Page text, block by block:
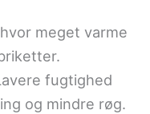
meget varme
fugtighed
og mindre røg.